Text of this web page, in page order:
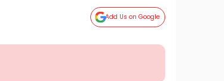
Add Us on Google